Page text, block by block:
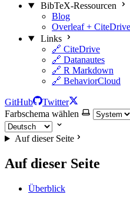
BibTeX-Ressourcen
Blog
Overleaf + CiteDrive
Links
🔗 CiteDrive
🔗 Datanautes
🔗 R Markdown
🔗 BehaviorCloud
GitHub
Twitter
Farbschema wählen
Auf dieser Seite
Auf dieser Seite
Überblick